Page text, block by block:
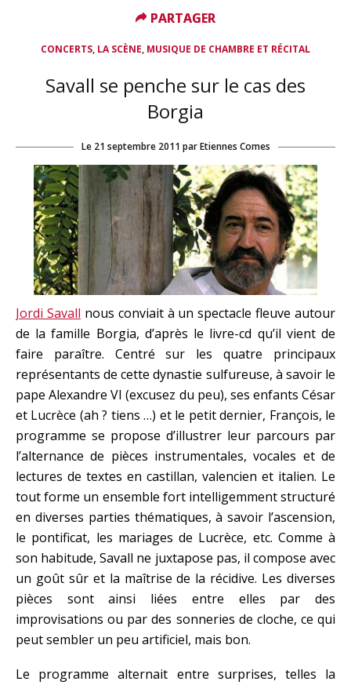
CONCERTS, LA SCÈNE, MUSIQUE DE CHAMBRE ET RÉCITAL
Savall se penche sur le cas des
Borgia
Le 21 septembre 2011 par Etiennes Comes
Jordi Savall nous conviait à un spectacle fleuve autour
de la famille Borgia, d’après le livre-cd qu’il vient de
faire paraître. Centré sur les quatre principaux
représentants de cette dynastie sulfureuse, à savoir le
pape Alexandre VI (excusez du peu), ses enfants César
et Lucrèce (ah ? tiens …) et le petit dernier, François, le
programme se propose d’illustrer leur parcours par
l’alternance de pièces instrumentales, vocales et de
lectures de textes en castillan, valencien et italien. Le
tout forme un ensemble fort intelligemment structuré
en diverses parties thématiques, à savoir l’ascension,
le pontificat, les mariages de Lucrèce, etc. Comme à
son habitude, Savall ne juxtapose pas, il compose avec
un goût sûr et la maîtrise de la récidive. Les diverses
pièces sont ainsi liées entre elles par des
improvisations ou par des sonneries de cloche, ce qui
peut sembler un peu artificiel, mais bon.
Le programme alternait entre surprises, telles la
PARTAGER
PARTAGER